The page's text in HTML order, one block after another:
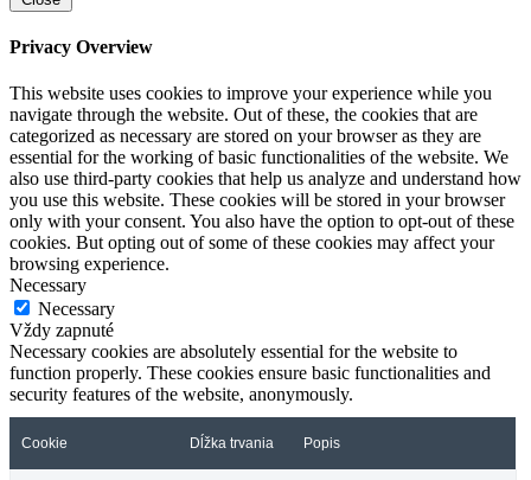
Privacy Overview
This website uses cookies to improve your experience while you
navigate through the website. Out of these, the cookies that are
categorized as necessary are stored on your browser as they are
essential for the working of basic functionalities of the website. We
also use third-party cookies that help us analyze and understand how
you use this website. These cookies will be stored in your browser
only with your consent. You also have the option to opt-out of these
cookies. But opting out of some of these cookies may affect your
browsing experience.
Necessary
Necessary
Vždy zapnuté
Necessary cookies are absolutely essential for the website to
function properly. These cookies ensure basic functionalities and
security features of the website, anonymously.
Cookie Dĺžka trvania Popis